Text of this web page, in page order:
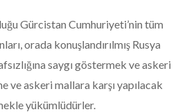
Gürcistan Cumhuriyeti’nin tüm
orada konuşlandırılmış Rusya
saygı göstermek ve askeri
ve askeri mallara karşı yapılacak
yükümlüdürler.